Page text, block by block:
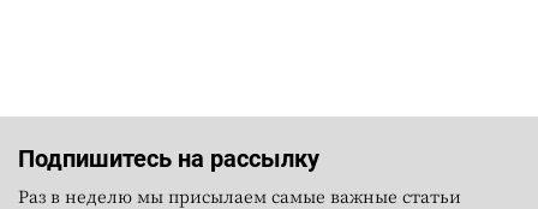
Подпишитесь на рассылку
Раз в неделю мы присылаем самые важные статьи